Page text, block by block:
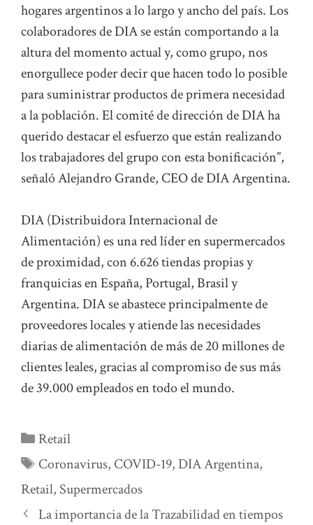
hogares argentinos a lo largo y ancho del país. Los
colaboradores de DIA se están comportando a la
altura del momento actual y, como grupo, nos
enorgullece poder decir que hacen todo lo posible
para suministrar productos de primera necesidad
a la población. El comité de dirección de DIA ha
querido destacar el esfuerzo que están realizando
los trabajadores del grupo con esta bonificación”,
señaló Alejandro Grande, CEO de DIA Argentina.
DIA (Distribuidora Internacional de
Alimentación) es una red líder en supermercados
de proximidad, con 6.626 tiendas propias y
franquicias en España, Portugal, Brasil y
Argentina. DIA se abastece principalmente de
proveedores locales y atiende las necesidades
diarias de alimentación de más de 20 millones de
clientes leales, gracias al compromiso de sus más
de 39.000 empleados en todo el mundo.
Categorías
Retail
Etiquetas
Coronavirus, COVID-19,DIA Argentina,
Retail, Supermercados
La importancia de la Trazabilidad en tiempos